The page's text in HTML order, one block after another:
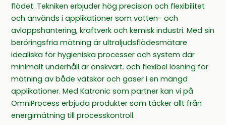
flödet. Tekniken erbjuder hög precision och flexibilitet
och används i applikationer som vatten- och
avloppshantering, kraftverk och kemisk industri. Med sin
beröringsfria mätning är ultraljudsflödesmätare
idealiska för hygieniska processer och system där
minimalt underhåll är önskvärt. och flexibel lösning för
mätning av både vätskor och gaser i en mängd
applikationer. Med Katronic som partner kan vi på
OmniProcess erbjuda produkter som täcker allt från
energimätning till processkontroll.